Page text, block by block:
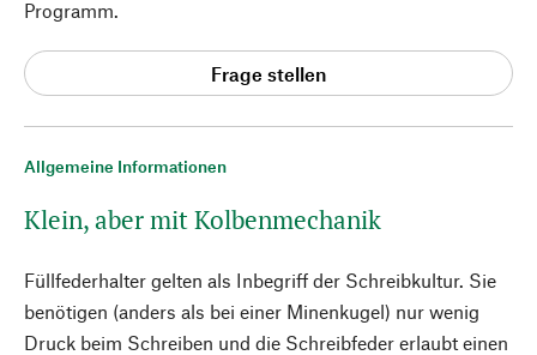
Allgemeine Informationen
Klein, aber mit Kolbenmechanik
Füllfederhalter gelten als Inbegriff der Schreibkultur. Sie
benötigen (anders als bei einer Minenkugel) nur wenig
Druck beim Schreiben und die Schreibfeder erlaubt einen
Programm.
Frage stellen